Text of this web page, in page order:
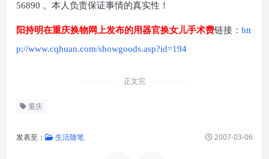
56890 。本人负责保证事情的真实性！
阳持明在重庆换物网上发布的用器官换女儿手术费链接： htt
p://www.cqhuan.com/showgoods.asp?id=194
正文完
重庆
发表至： 生活随笔 2007-03-06